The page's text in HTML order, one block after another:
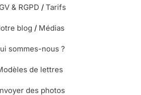
& RGPD / Tarifs
blog / Médias
sommes-nous ?
de lettres
des photos